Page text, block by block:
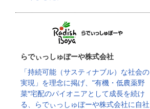
らでぃっしゅぼーや株式会社
「持続可能（サスティナブル）な社会の
実現」を理念に掲げ、"有機・低農薬野
菜″宅配のパイオニアとして成長を続け
る、らでぃっしゅぼーや株式会社に自社